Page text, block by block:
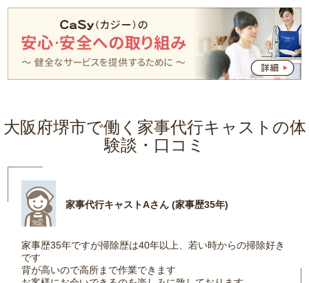
大阪府堺市で働く家事代行キャストの体
験談・口コミ
家事代行キャストAさん (家事歴35年)
家事歴35年ですが掃除歴は40年以上、若い時からの掃除好き
です
背が高いので高所まで作業できます